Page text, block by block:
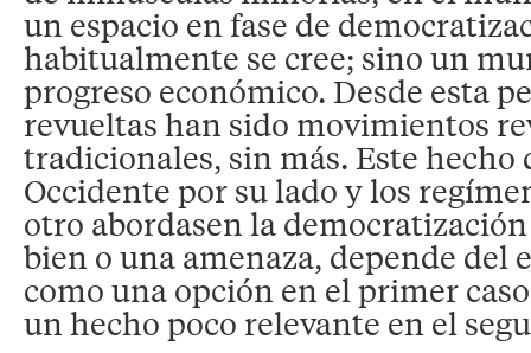
un espacio en fase de
habitualmente se cree; sino un
progreso económico. Desde esta
revueltas han sido movimientos
tradicionales, sin más. Este hecho
Occidente por su lado y los
otro abordasen la
bien o una amenaza, depende del
como una opción en el primer
un hecho poco relevante en el